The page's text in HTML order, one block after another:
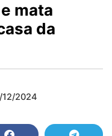
mata
da
12/2024